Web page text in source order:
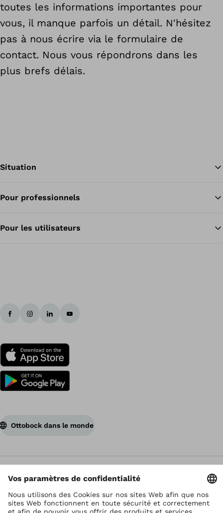
toutes les informations importantes pour
vous, il manque parfois un détail. N'hésitez
pas à nous écrire via le formulaire de
contact. Nous vous répondrons dans les
plus brefs délais.
Situation
Pour professionnels
Pour les utilisateurs
Ottobock dans le monde
Déclaration de confidentialité